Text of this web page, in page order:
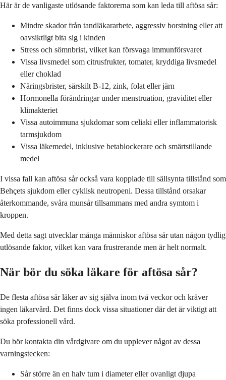
Här är de vanligaste utlösande faktorerna som kan leda till aftösa sår:
Mindre skador från tandläkararbete, aggressiv borstning eller att
oavsiktligt bita sig i kinden
Stress och sömnbrist, vilket kan försvaga immunförsvaret
Vissa livsmedel som citrusfrukter, tomater, kryddiga livsmedel
eller choklad
Näringsbrister, särskilt B-12, zink, folat eller järn
Hormonella förändringar under menstruation, graviditet eller
klimakteriet
Vissa autoimmuna sjukdomar som celiaki eller inflammatorisk
tarmsjukdom
Vissa läkemedel, inklusive betablockerare och smärtstillande
medel
I vissa fall kan aftösa sår också vara kopplade till sällsynta tillstånd som
Behçets sjukdom eller cyklisk neutropeni. Dessa tillstånd orsakar
återkommande, svåra munsår tillsammans med andra symtom i
kroppen.
Med detta sagt utvecklar många människor aftösa sår utan någon tydlig
utlösande faktor, vilket kan vara frustrerande men är helt normalt.
När bör du söka läkare för aftösa sår?
De flesta aftösa sår läker av sig själva inom två veckor och kräver
ingen läkarvård. Det finns dock vissa situationer där det är viktigt att
söka professionell vård.
Du bör kontakta din vårdgivare om du upplever något av dessa
varningstecken:
Sår större än en halv tum i diameter eller ovanligt djupa